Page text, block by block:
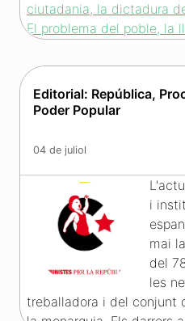
ciutadania, la dictadura
El problema del poble, la
privatiV- El problema de
fal·làcia del contrapoder
Editorial: República,
Poder Popular
04 de juliol
i
mai
del
les
treballadora i del conjunt